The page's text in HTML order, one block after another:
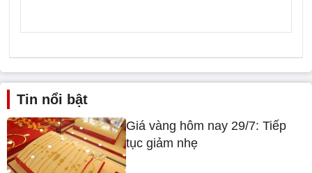
Tin nổi bật
Giá vàng hôm nay 29/7: Tiếp
tục giảm nhẹ